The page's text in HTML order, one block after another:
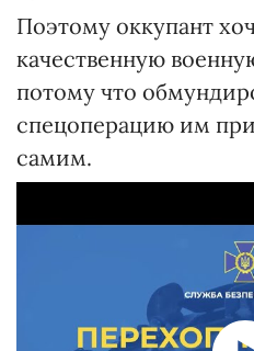
Поэтому оккупант
качественную
потому что
спецоперацию им
самим.